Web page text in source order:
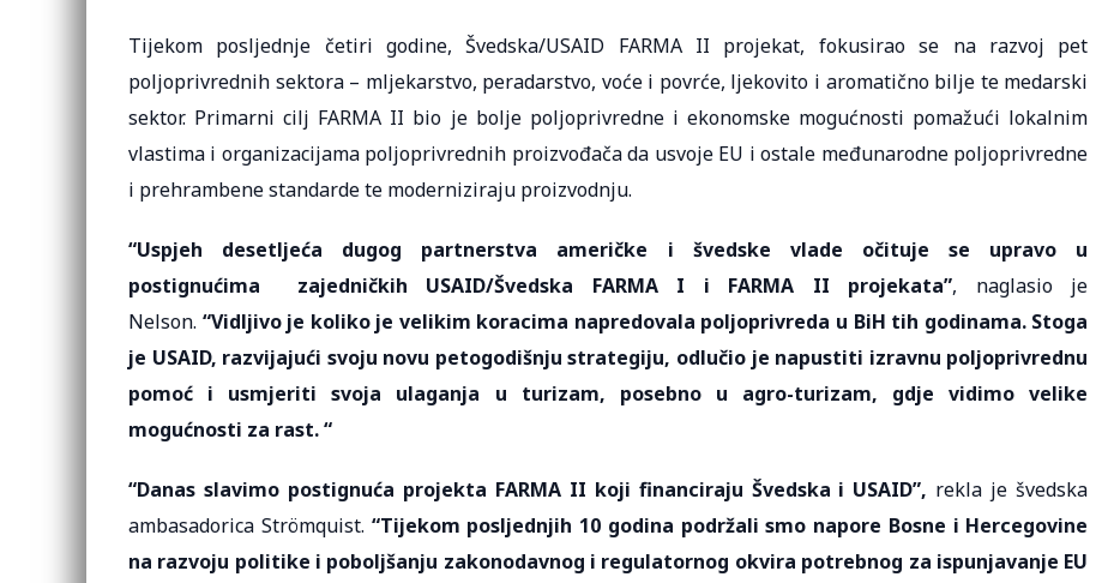
Tijekom posljednje četiri godine, Švedska/USAID FARMA II projekat, fokusirao se na razvoj pet
poljoprivrednih sektora – mljekarstvo, peradarstvo, voće i povrće, ljekovito i aromatično bilje te medarski
sektor. Primarni cilj FARMA II bio je bolje poljoprivredne i ekonomske mogućnosti pomažući lokalnim
vlastima i organizacijama poljoprivrednih proizvođača da usvoje EU i ostale međunarodne poljoprivredne
i prehrambene standarde te moderniziraju proizvodnju.
“Uspjeh desetljeća dugog partnerstva američke i švedske vlade očituje se upravo u
postignućima zajedničkih USAID/Švedska FARMA I i FARMA II projekata”, naglasio je
Nelson. “Vidljivo je koliko je velikim koracima napredovala poljoprivreda u BiH tih godinama. Stoga
je USAID, razvijajući svoju novu petogodišnju strategiju, odlučio je napustiti izravnu poljoprivrednu
pomoć i usmjeriti svoja ulaganja u turizam, posebno u agro-turizam, gdje vidimo velike
mogućnosti za rast. “
“Danas slavimo postignuća projekta FARMA II koji financiraju Švedska i USAID”, rekla je švedska
ambasadorica Strömquist. “Tijekom posljednjih 10 godina podržali smo napore Bosne i Hercegovine
na razvoju politike i poboljšanju zakonodavnog i regulatornog okvira potrebnog za ispunjavanje EU